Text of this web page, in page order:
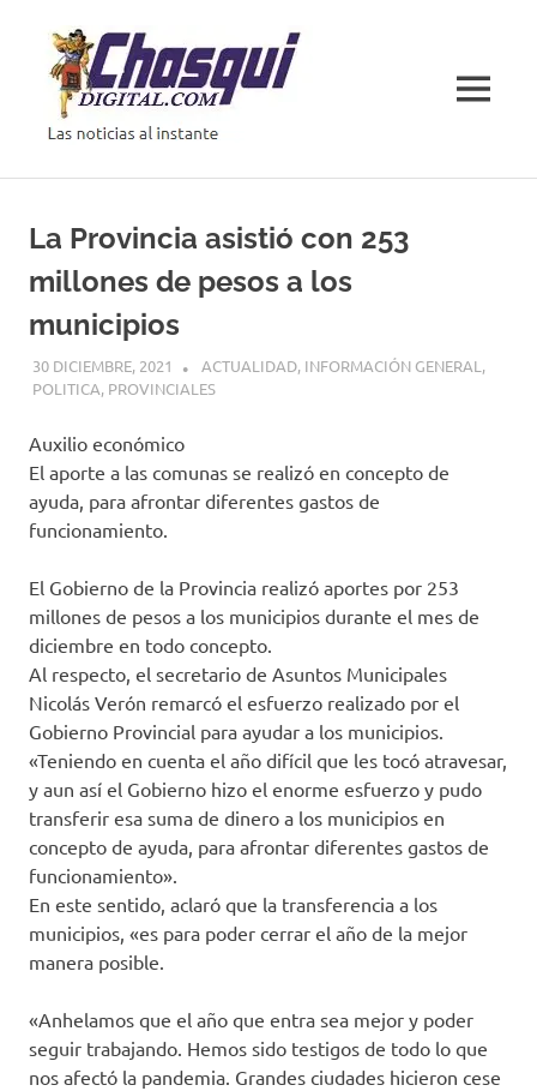
contenido
instante
MENÚ
La Provincia asistió con 253
millones de pesos a los
municipios
30 DICIEMBRE, 2021 ACTUALIDAD, INFORMACIÓN GENERAL ,
POLITICA, PROVINCIALES
Auxilio económico
El aporte a las comunas se realizó en concepto de
ayuda, para afrontar diferentes gastos de
funcionamiento.
El Gobierno de la Provincia realizó aportes por 253
millones de pesos a los municipios durante el mes de
diciembre en todo concepto.
Al respecto, el secretario de Asuntos Municipales
Nicolás Verón remarcó el esfuerzo realizado por el
Gobierno Provincial para ayudar a los municipios.
«Teniendo en cuenta el año difícil que les tocó atravesar,
y aun así el Gobierno hizo el enorme esfuerzo y pudo
transferir esa suma de dinero a los municipios en
concepto de ayuda, para afrontar diferentes gastos de
funcionamiento».
En este sentido, aclaró que la transferencia a los
municipios, «es para poder cerrar el año de la mejor
manera posible.
«Anhelamos que el año que entra sea mejor y poder
seguir trabajando. Hemos sido testigos de todo lo que
nos afectó la pandemia. Grandes ciudades hicieron cese